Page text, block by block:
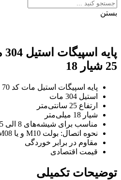
بستن
25 شیار 18
پایه اسپیگات استیل مات کد 70
استیل 304 مات
ارتفاع 25 سانتی‌متر
شیار 18 میلی‌متر
مناسب برای شیشه‌های 8 الی 15 میلی‌متر
نحوه اتصال: بولت M10 و یا M08
مقاوم در برابر خوردگی
قیمت اقتصادی
توضیحات تکمیلی